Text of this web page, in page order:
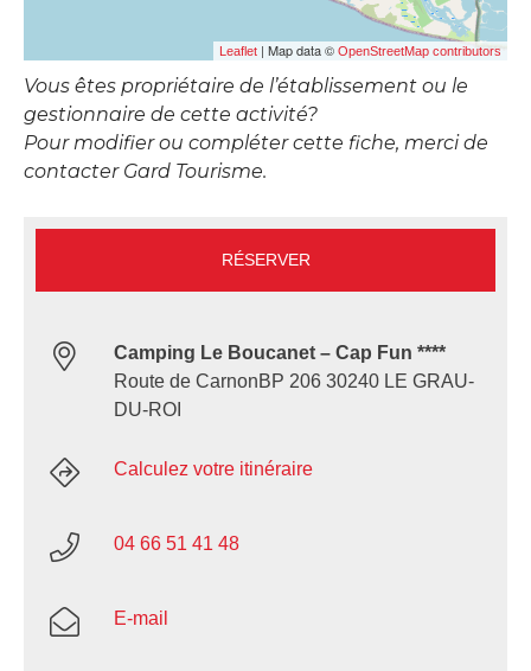
Leaflet | Map data © OpenStreetMap contributors
Vous êtes propriétaire de l’établissement ou le
gestionnaire de cette activité?
Pour modifier ou compléter cette fiche, merci de
contacter Gard Tourisme.
RÉSERVER
Camping Le Boucanet – Cap Fun ****
Route de CarnonBP 206 30240 LE GRAU-
DU-ROI
Calculez votre itinéraire
04 66 51 41 48
E-mail